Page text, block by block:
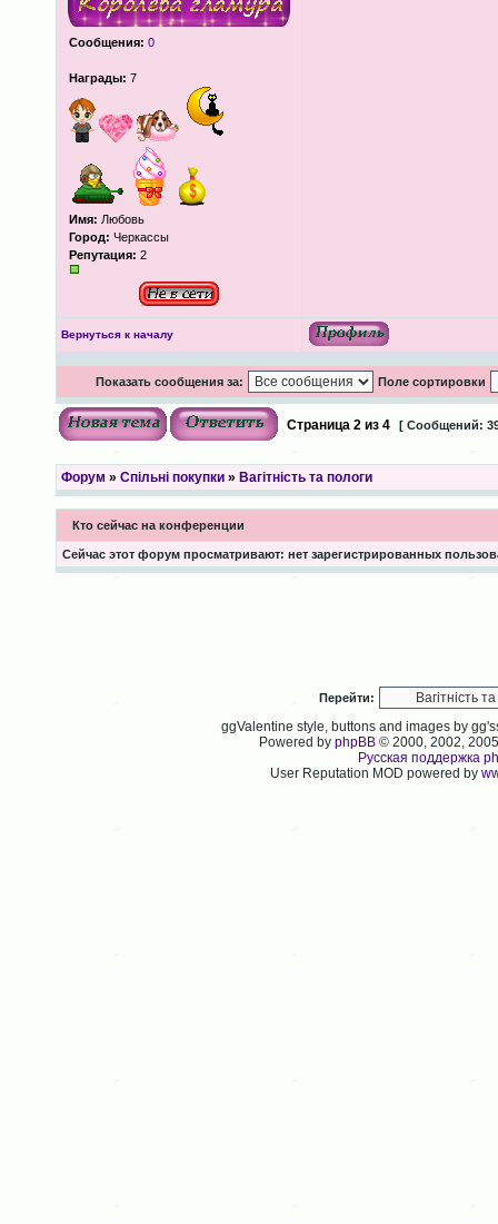
Сообщения: 0
Награды: 7
Имя: Любовь
Город: Черкассы
Репутация: 2
Вернуться к началу
Показать сообщения за: Поле сортировки
Страница 2из 4 [ Сообщений:
Форум » Спільні покупки» Вагітність та пологи
Кто сейчас на конференции
Сейчас этот форум просматривают: нет зарегистрированных
Перейти:
ggValentine style, buttons and images by
Powered byphpBB © 2000, 2002,
Русская поддержка
User Reputation MOD powered by